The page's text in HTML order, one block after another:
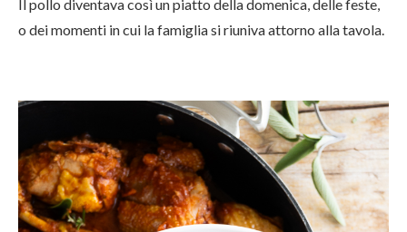
Il pollo diventava così un piatto della domenica, delle feste,
o dei momenti in cui la famiglia si riuniva attorno alla tavola.